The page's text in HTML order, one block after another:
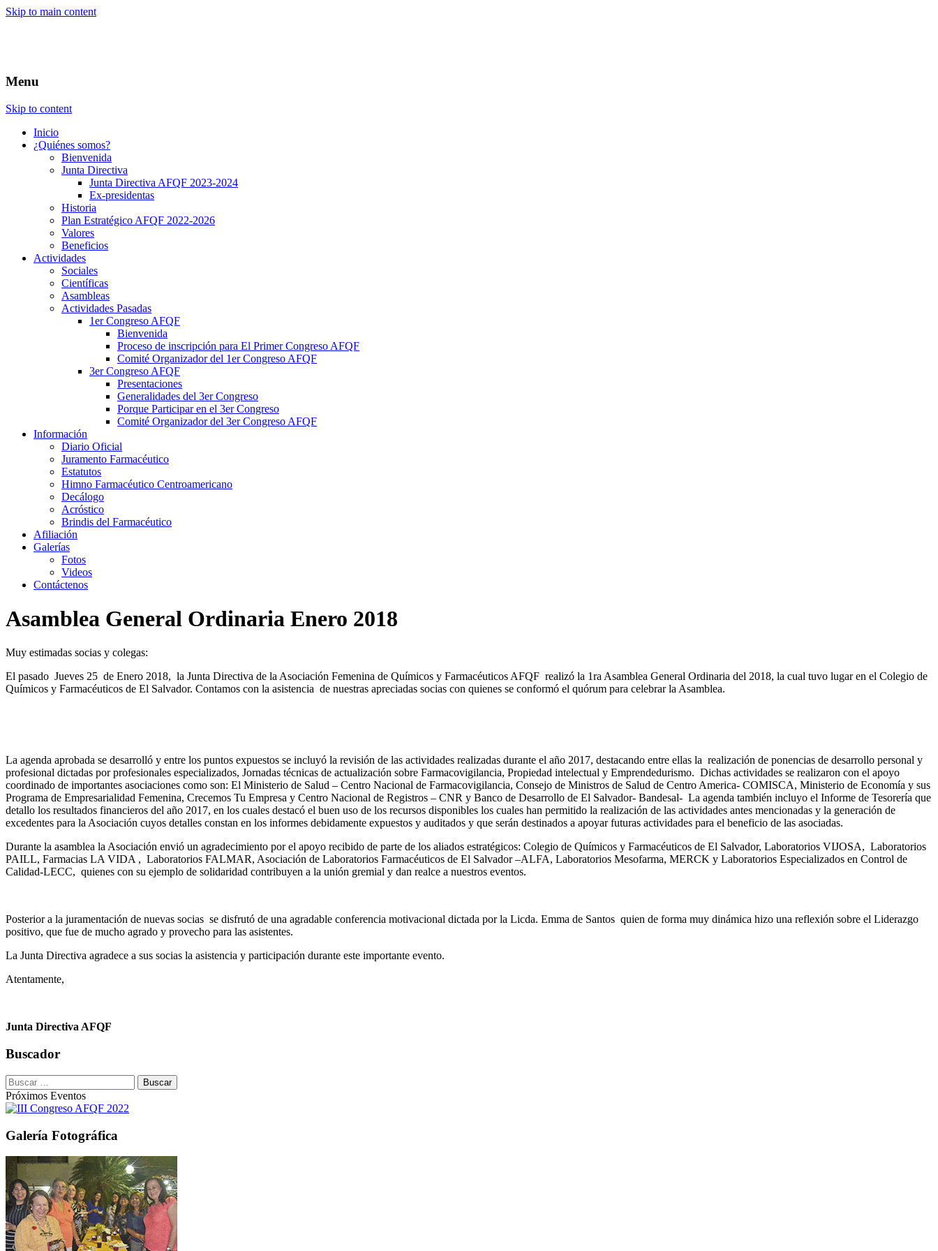
Skip to main content
Menu
Skip to content
Inicio
¿Quiénes somos?
Bienvenida
Junta Directiva
Junta Directiva AFQF 2023-2024
Ex-presidentas
Historia
Plan Estratégico AFQF 2022-2026
Valores
Beneficios
Actividades
Sociales
Científicas
Asambleas
Actividades Pasadas
1er Congreso AFQF
Bienvenida
Proceso de inscripción para El Primer Congreso AFQF
Comité Organizador del 1er Congreso AFQF
3er Congreso AFQF
Presentaciones
Generalidades del 3er Congreso
Porque Participar en el 3er Congreso
Comité Organizador del 3er Congreso AFQF
Información
Diario Oficial
Juramento Farmacéutico
Estatutos
Himno Farmacéutico Centroamericano
Decálogo
Acróstico
Brindis del Farmacéutico
Afiliación
Galerías
Fotos
Videos
Contáctenos
Asamblea General Ordinaria Enero 2018
Muy estimadas socias y colegas:
El pasado Jueves 25 de Enero 2018, la Junta Directiva de la Asociación Femenina de Químicos y Farmacéuticos AFQF realizó la 1ra Asamblea General Ordinaria del 2018, la cual tuvo lugar en el Colegio de
Químicos y Farmacéuticos de El Salvador. Contamos con la asistencia de nuestras apreciadas socias con quienes se conformó el quórum para celebrar la Asamblea.
La agenda aprobada se desarrolló y entre los puntos expuestos se incluyó la revisión de las actividades realizadas durante el año 2017, destacando entre ellas la realización de ponencias de desarrollo personal y
profesional dictadas por profesionales especializados, Jornadas técnicas de actualización sobre Farmacovigilancia, Propiedad intelectual y Emprendedurismo. Dichas actividades se realizaron con el apoyo
coordinado de importantes asociaciones como son: El Ministerio de Salud – Centro Nacional de Farmacovigilancia, Consejo de Ministros de Salud de Centro America- COMISCA, Ministerio de Economía y sus
Programa de Empresarialidad Femenina, Crecemos Tu Empresa y Centro Nacional de Registros – CNR y Banco de Desarrollo de El Salvador- Bandesal- La agenda también incluyo el Informe de Tesorería que
detallo los resultados financieros del año 2017, en los cuales destacó el buen uso de los recursos disponibles los cuales han permitido la realización de las actividades antes mencionadas y la generación de
excedentes para la Asociación cuyos detalles constan en los informes debidamente expuestos y auditados y que serán destinados a apoyar futuras actividades para el beneficio de las asociadas.
Durante la asamblea la Asociación envió un agradecimiento por el apoyo recibido de parte de los aliados estratégicos: Colegio de Químicos y Farmacéuticos de El Salvador, Laboratorios VIJOSA, Laboratorios
PAILL, Farmacias LA VIDA , Laboratorios FALMAR, Asociación de Laboratorios Farmacéuticos de El Salvador –ALFA, Laboratorios Mesofarma, MERCK y Laboratorios Especializados en Control de
Calidad-LECC, quienes con su ejemplo de solidaridad contribuyen a la unión gremial y dan realce a nuestros eventos.
Posterior a la juramentación de nuevas socias se disfrutó de una agradable conferencia motivacional dictada por la Licda. Emma de Santos quien de forma muy dinámica hizo una reflexión sobre el Liderazgo
positivo, que fue de mucho agrado y provecho para las asistentes.
La Junta Directiva agradece a sus socias la asistencia y participación durante este importante evento.
Atentamente,
Junta Directiva AFQF
Buscador
Buscar:
Próximos Eventos
Galería Fotográfica